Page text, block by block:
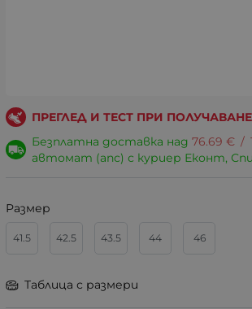
ПРЕГЛЕД И ТЕСТ ПРИ ПОЛУЧАВАНЕ
Безплатна доставка над 76.69 € /
автомат (апс) с куриер Еконт,
Размер
41.5 42.5 43.5 44 46
Таблица с размери